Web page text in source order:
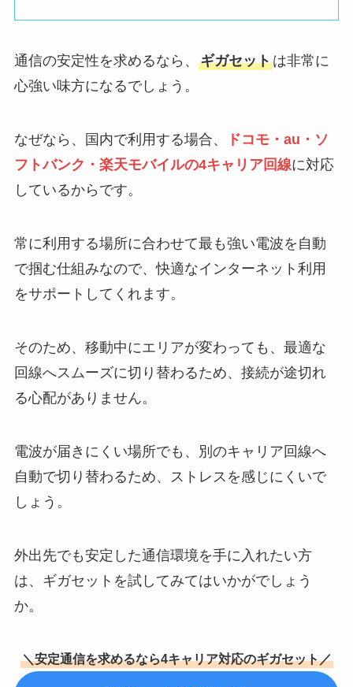
通信の安定性を求めるなら、 ギガセットは非常に
心強い味方になるでしょう。
なぜなら、国内で利用する場合、
ドコモ・au・ソ
フトバンク・楽天モバイルの4キャリア回線に対応
しているからです。
常に利用する場所に合わせて最も強い電波を自動
で掴む仕組みなので、快適なインターネット利用
をサポートしてくれます。
そのため、移動中にエリアが変わっても、最適な
回線へスムーズに切り替わるため、接続が途切れ
る心配がありません。
電波が届きにくい場所でも、別のキャリア回線へ
自動で切り替わるため、ストレスを感じにくいで
しょう。
外出先でも安定した通信環境を手に入れたい方
は、ギガセットを試してみてはいかがでしょう
か。
＼安定通信を求めるなら4キャリア対応のギガセット／